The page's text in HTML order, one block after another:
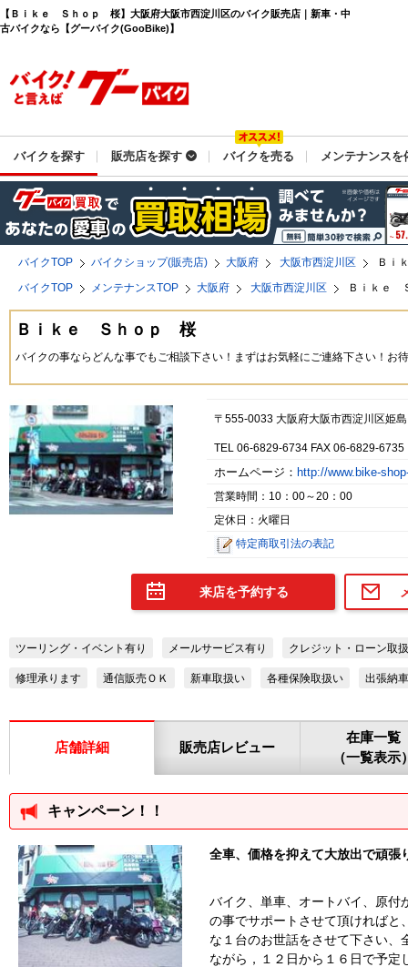
【Ｂｉｋｅ Ｓｈｏｐ 桜】大阪府大阪市西淀川区のバイク販売店｜新車・中
古バイクなら【グーバイク(GooBike)】
バイクを探す 販売店を探す バイクを売る メンテナンスを
バイクTOP バイクショップ(販売店) 大阪府 大阪市西淀川区
Ｂｉ
バイクTOP
メンテナンスTOP 大阪府 大阪市西淀川区 Ｂｉｋｅ
Ｂｉｋｅ Ｓｈｏｐ 桜
バイクの事ならどんな事でもご相談下さい！まずはお気軽にご連絡下さい！お
〒555-0033 大阪府大阪市西淀川区姫
TEL 06-6829-6734 FAX 06-6829-6735
ホームページ： http://www.bike-
営業時間：10：00～20：00
定休日：火曜日
特定商取引法の表記
来店を予約する
ツーリング・イベント有り メールサービス有り クレジット・ローン取
修理承ります 通信販売ＯＫ 新車取扱い 各種保険取扱い 出張納車
店舗詳細 販売店レビュー
在庫一覧
（一覧表示
キャンペーン！！
全車、価格を抑えて大放出で頑
バイク、単車、オートバイ、原付
の事でサポートさせて頂ければと
な１台のお世話をさせて
ながら，１２日から１６日で予定